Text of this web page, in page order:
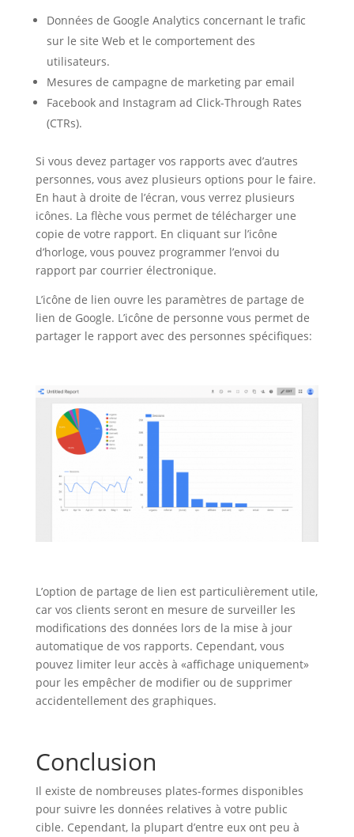
Données de Google Analytics concernant le trafic
sur le site Web et le comportement des
utilisateurs.
Mesures de campagne de marketing par email
Facebook and Instagram ad Click-Through Rates
(CTRs).
Si vous devez partager vos rapports avec d’autres
personnes, vous avez plusieurs options pour le faire.
En haut à droite de l’écran, vous verrez plusieurs
icônes. La flèche vous permet de télécharger une
copie de votre rapport. En cliquant sur l’icône
d’horloge, vous pouvez programmer l’envoi du
rapport par courrier électronique.
L’icône de lien ouvre les paramètres de partage de
lien de Google. L’icône de personne vous permet de
partager le rapport avec des personnes spécifiques:
L’option de partage de lien est particulièrement utile,
car vos clients seront en mesure de surveiller les
modifications des données lors de la mise à jour
automatique de vos rapports. Cependant, vous
pouvez limiter leur accès à «affichage uniquement»
pour les empêcher de modifier ou de supprimer
accidentellement des graphiques.
Conclusion
Il existe de nombreuses plates-formes disponibles
pour suivre les données relatives à votre public
cible. Cependant, la plupart d’entre eux ont peu à